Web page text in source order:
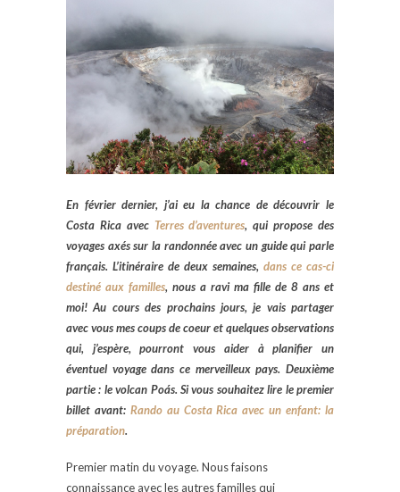
En février dernier, j’ai eu la chance de découvrir le
Costa Rica avec Terres d’aventures, qui propose des
voyages axés sur la randonnée avec un guide qui parle
français. L’itinéraire de deux semaines, dans ce cas-ci
destiné aux familles, nous a ravi ma fille de 8 ans et
moi! Au cours des prochains jours, je vais partager
avec vous mes coups de coeur et quelques observations
qui, j’espère, pourront vous aider à planifier un
éventuel voyage dans ce merveilleux pays. Deuxième
partie : le volcan Poás. Si vous souhaitez lire le premier
billet avant: Rando au Costa Rica avec un enfant: la
préparation.
Premier matin du voyage. Nous faisons
connaissance avec les autres familles qui